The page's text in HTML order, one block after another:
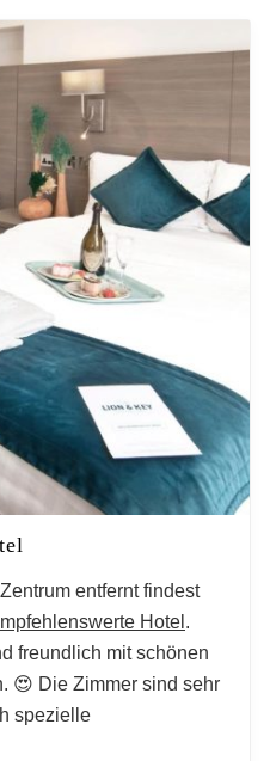
entferntfindest
Hotel .
freundlich mit schönen
😍 Die Zimmer sind sehr
spezielle